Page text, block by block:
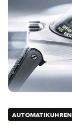
AUTOMATIKUHREN